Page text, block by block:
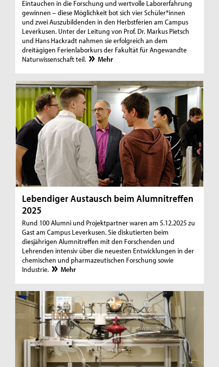
Eintauchen in die Forschung und wertvolle Laborerfahrung
gewinnen – diese Möglichkeit bot sich vier Schüler*innen
und zwei Auszubildenden in den Herbstferien am Campus
Leverkusen. Unter der Leitung von Prof. Dr. Markus Pietsch
und Hans Hackradt nahmen sie erfolgreich an dem
dreitägigen Ferienlaborkurs der Fakultät für Angewandte
Naturwissenschaft teil.
Mehr
Lebendiger Austausch beim Alumnitreffen
2025
Rund 100 Alumni und Projektpartner waren am 5.12.2025 zu
Gast am Campus Leverkusen. Sie diskutierten beim
diesjährigen Alumnitreffen mit den Forschenden und
Lehrenden intensiv über die neuesten Entwicklungen in der
chemischen und pharmazeutischen Forschung sowie
Industrie.
Mehr